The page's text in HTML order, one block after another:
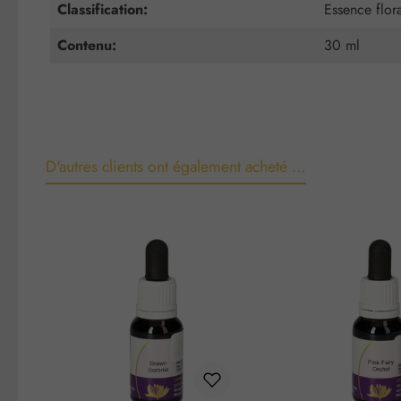
Classification:
Essence
Contenu:
30 ml
D'autres clients ont également acheté …